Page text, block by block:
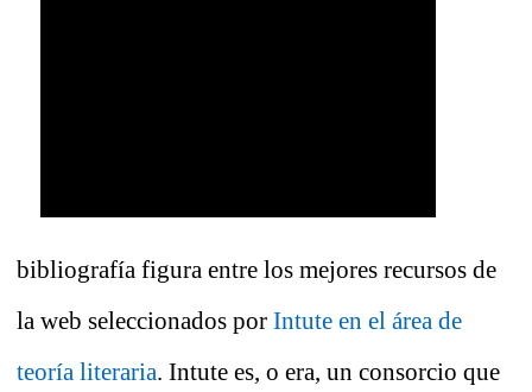
bibliografía figura entre los mejores recursos de
la web seleccionados por Intute en el área de
teoría literaria. Intute es, o era, un consorcio que